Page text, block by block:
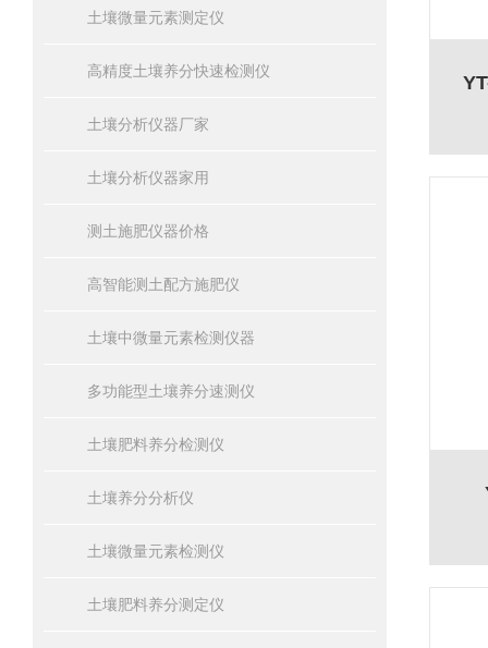
土壤微量元素测定仪
高精度土壤养分快速检测仪
土壤分析仪器厂家
土壤分析仪器家用
测土施肥仪器价格
高智能测土配方施肥仪
土壤中微量元素检测仪器
多功能型土壤养分速测仪
土壤肥料养分检测仪
土壤养分分析仪
土壤微量元素检测仪
土壤肥料养分测定仪